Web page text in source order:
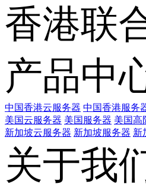
香港联
产品中
中国香港云服务器 中国香港服务
美国云服务器 美国服务器 美国高
新加坡云服务器 新加坡服务器 新
关于我